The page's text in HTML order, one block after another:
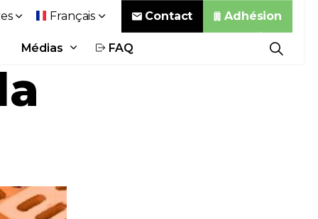
Médias FAQ
Français Contact Adhésion